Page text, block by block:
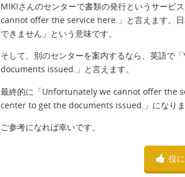
MIKIさんのセンターで書類の発行というサー
cannot offer the service here.」と言えます。
できません」という意味です。
そして、別のセンターを案内するなら、英語
documents issued.」と言えます。
最終的に「Unfortunately we cannot offer the
center to get the documents issued.」になりま
ご参考になれば幸いです。
役